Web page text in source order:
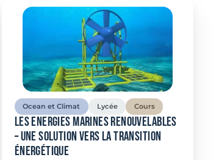
Ocean et Climat Lycée Cours
Les Energies Marines Renouvelables
– une solution vers la transition
énergétique